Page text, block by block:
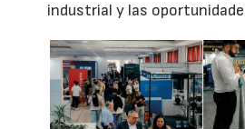
industrial y las